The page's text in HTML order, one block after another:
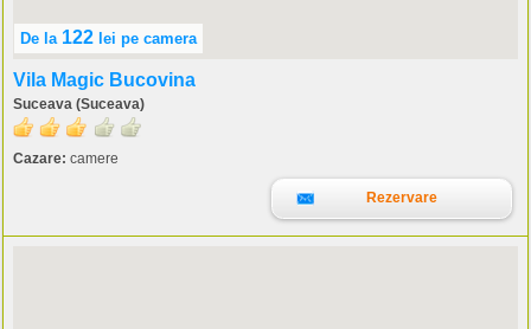
De la 122 lei pe camera
Vila Magic Bucovina
Suceava (Suceava)
Cazare: camere
Rezervare